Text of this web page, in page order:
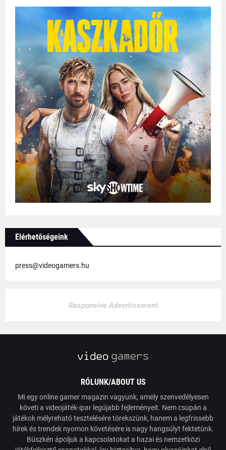
Elérhetőségeink
press@videogamers.hu
Responsive Advertisement
RÓLUNK/ABOUT US
Mi egy online gamer magazin vagyunk, amely szenvedélyesen
követi a videojáték-ipar legújabb fejleményeit. Nem csupán a
játékok mélyreható tesztelésére törekszünk, hanem a legfrissebb
hírek és trendek nyomon követésére is nagy hangsúlyt fektetünk.
Büszkén ápoljuk a kapcsolatokat a hazai és nemzetközi